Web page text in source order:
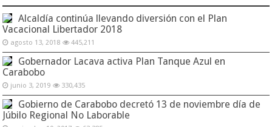
Alcaldía continúa llevando diversión con el Plan
Vacacional Libertador 2018
agosto 13, 2018 445,211
Gobernador Lacava activa Plan Tanque Azul en
Carabobo
junio 3, 2019 330,435
Gobierno de Carabobo decretó 13 de noviembre día de
Júbilo Regional No Laborable